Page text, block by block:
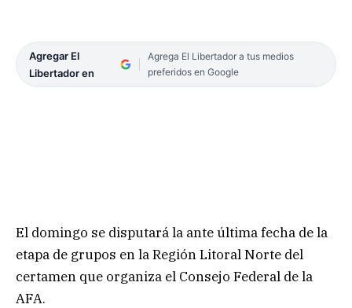
Agregar El
Libertador en
Agrega El Libertador a tus medios
preferidos en Google
El domingo se disputará la ante última fecha de la
etapa de grupos en la Región Litoral Norte del
certamen que organiza el Consejo Federal de la
AFA.